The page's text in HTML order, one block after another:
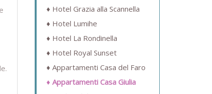
Hotel Grazia alla Scannella
Hotel Lumihe
Hotel La Rondinella
Hotel Royal Sunset
Appartamenti Casa del Faro
Appartamenti Casa Giulia